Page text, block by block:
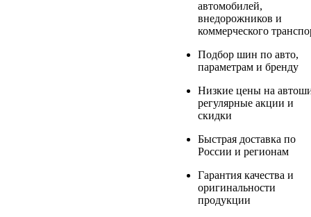
автомобилей,
внедорожников и
коммерческого
Подбор шин по авто,
параметрам и бренду
Низкие цены на
регулярные акции и
скидки
Быстрая доставка по
России и регионам
Гарантия качества и
оригинальности
продукции